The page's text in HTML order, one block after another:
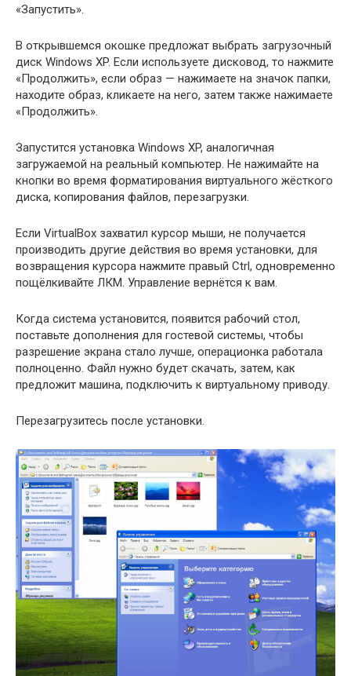
«Запустить».
В открывшемся окошке предложат выбрать загрузочный
диск Windows XP. Если используете дисковод, то нажмите
«Продолжить», если образ — нажимаете на значок папки,
находите образ, кликаете на него, затем также нажимаете
«Продолжить».
Запустится установка Windows XP, аналогичная
загружаемой на реальный компьютер. Не нажимайте на
кнопки во время форматирования виртуального жёсткого
диска, копирования файлов, перезагрузки.
Если VirtualBox захватил курсор мыши, не получается
производить другие действия во время установки, для
возвращения курсора нажмите правый Ctrl, одновременно
пощёлкивайте ЛКМ. Управление вернётся к вам.
Когда система установится, появится рабочий стол,
поставьте дополнения для гостевой системы, чтобы
разрешение экрана стало лучше, операционка работала
полноценно. Файл нужно будет скачать, затем, как
предложит машина, подключить к виртуальному приводу.
Перезагрузитесь после установки.